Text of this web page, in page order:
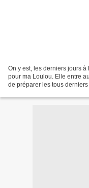
On y est, les derniers jours
pour ma Loulou. Elle entre
de préparer les tous